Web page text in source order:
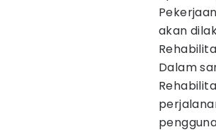
akan
Dalam